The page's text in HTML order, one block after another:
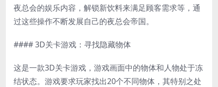
夜总会的娱乐内容，解锁新饮料来满足顾客需求等，通
过这些操作不断发展自己的夜总会帝国。
#### 3D关卡游戏：寻找隐藏物体
这是一款3D关卡游戏，游戏画面中的物体和人物处于冻
结状态。游戏要求玩家找出20个不同物体，其特别之处